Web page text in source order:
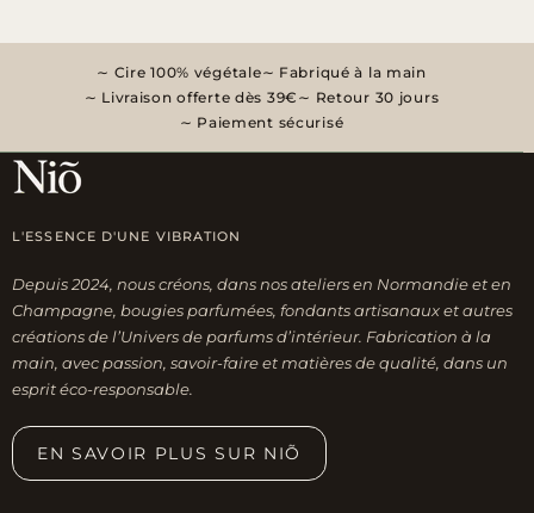
Cire 100% végétale
Fabriqué à la main
Livraison offerte dès 39€
Retour 30 jours
Paiement sécurisé
L'ESSENCE D'UNE VIBRATION
Depuis 2024, nous créons, dans nos ateliers en Normandie et en
Champagne, bougies parfumées, fondants artisanaux et autres
créations de l’Univers de parfums d’intérieur. Fabrication à la
main, avec passion, savoir-faire et matières de qualité, dans un
esprit éco-responsable.
EN SAVOIR PLUS SUR NIÕ